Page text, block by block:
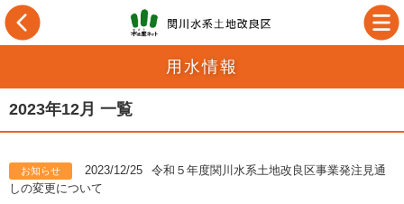
用水情報
2023年12月 一覧
お知らせ 2023/12/25
令和５年度関川水系土地改良区事業発注見通
しの変更について